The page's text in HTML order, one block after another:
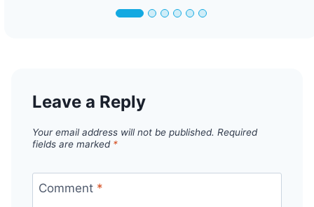
Leave a Reply
Your email address will not be published. Required
fields are marked *
Comment *